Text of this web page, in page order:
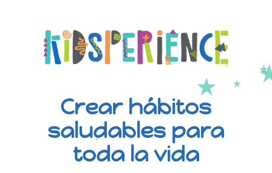
Crear hábitos
saludables para
toda la vida